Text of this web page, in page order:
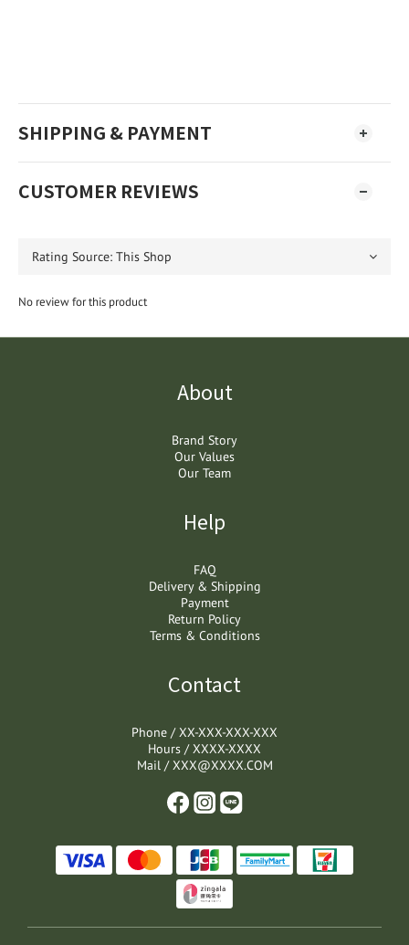
SHIPPING & PAYMENT
CUSTOMER REVIEWS
No review for this product
About
Brand Story
Our Values
Our Team
Help
FAQ
Delivery & Shipping
Payment
Return Policy
Terms & Conditions
Contact
Phone / XX-XXX-XXX-XXX
Hours / XXXX-XXXX
Mail / XXX@XXXX.COM